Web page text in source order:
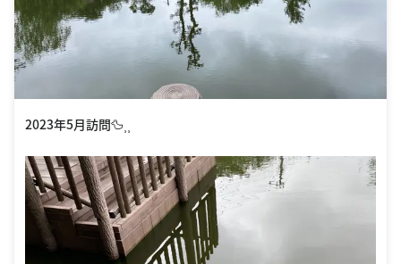
2023年5月訪問🦆⸒⸒